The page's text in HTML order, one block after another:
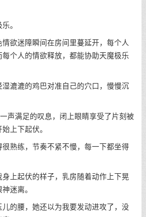
。
迷障瞬间在房间里蔓延开，每个人
个人的情欲释放，都能协助天魔极乐
漉的鸡巴对准自己的穴口，慢慢沉
满足的叹息，闭上眼睛享受了片刻被
上下起伏。
练，节奏不紧不慢，每一下都坐得
起伏的样子，乳房随着动作上下晃
迷离。
腰，她还以为我要发动进攻了，没